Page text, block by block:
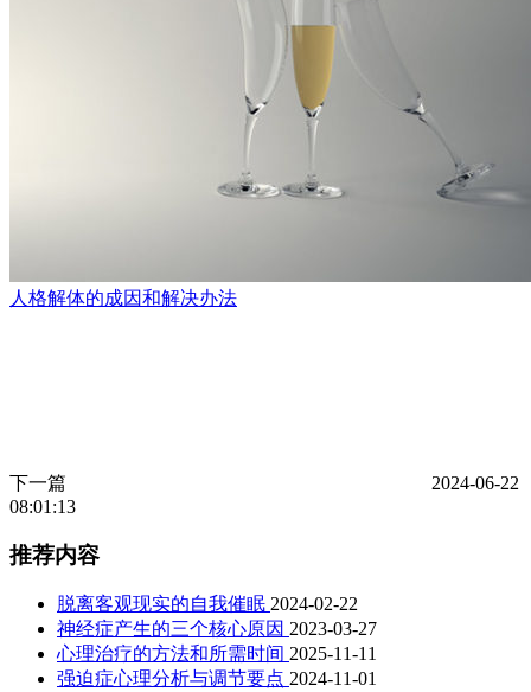
人格解体的成因和解决办法
下一篇
2024-06-22
08:01:13
推荐内容
脱离客观现实的自我催眠 2024-02-22
神经症产生的三个核心原因 2023-03-27
心理治疗的方法和所需时间 2025-11-11
强迫症心理分析与调节要点 2024-11-01